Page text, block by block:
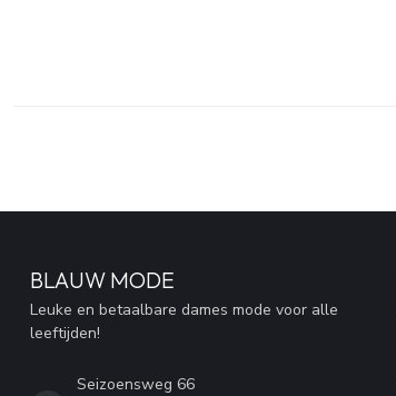
BLAUW MODE
Leuke en betaalbare dames mode voor alle
leeftijden!
Seizoensweg 66